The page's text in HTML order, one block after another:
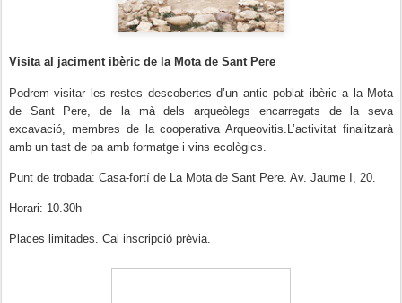
Visita al jaciment ibèric de la Mota de Sant Pere
Podrem visitar les restes descobertes d’un antic poblat ibèric a la Mota
de Sant Pere, de la mà dels arqueòlegs encarregats de la seva
excavació, membres de la cooperativa Arqueovitis. L’activitat finalitzarà
amb un tast de pa amb formatge i vins ecològics.
Punt de trobada: Casa-fortí de La Mota de Sant Pere. Av. Jaume I, 20.
Horari: 10.30h
Places limitades. Cal inscripció prèvia.